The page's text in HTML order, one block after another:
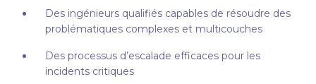
Des ingénieurs qualifiés capables de résoudre des
problématiques complexes et multicouches
Des processus d’escalade efficaces pour les
incidents critiques